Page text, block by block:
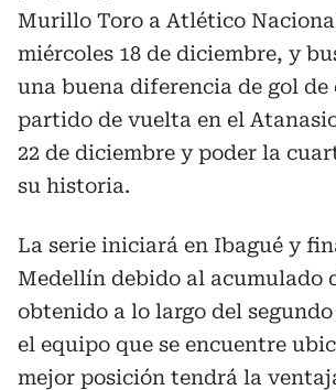
Murillo Toro a Atlético
miércoles 18 de diciembre, y
una buena diferencia de gol de
partido de vuelta en el
22 de diciembre y poder la
su historia.
La serie iniciará en Ibagué y
Medellín debido al acumulado
obtenido a lo largo del
el equipo que se encuentre
mejor posición tendrá la